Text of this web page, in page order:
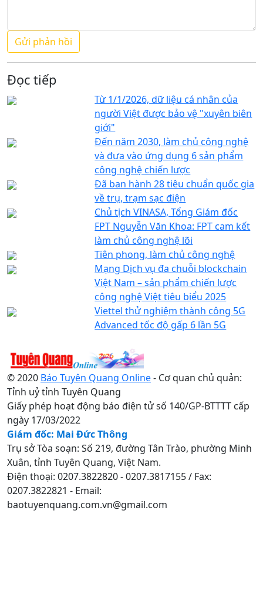
Đọc tiếp
Từ 1/1/2026, dữ liệu cá nhân của
người Việt được bảo vệ "xuyên biên
giới"
Đến năm 2030, làm chủ công nghệ
và đưa vào ứng dụng 6 sản phẩm
công nghệ chiến lược
Đã ban hành 28 tiêu chuẩn quốc gia
về trụ, trạm sạc điện
Chủ tịch VINASA, Tổng Giám đốc
FPT Nguyễn Văn Khoa: FPT cam kết
làm chủ công nghệ lõi
Tiên phong, làm chủ công nghệ
Mạng Dịch vụ đa chuỗi blockchain
Việt Nam – sản phẩm chiến lược
công nghệ Việt tiêu biểu 2025
Viettel thử nghiệm thành công 5G
Advanced tốc độ gấp 6 lần 5G
© 2020 Báo Tuyên Quang Online- Cơ quan chủ quản:
Tỉnh uỷ tỉnh Tuyên Quang
Giấy phép hoạt động báo điện tử số 140/GP-BTTTT cấp
ngày 17/03/2022
Giám đốc: Mai Đức Thông
Trụ sở Tòa soạn: Số 219, đường Tân Trào, phường Minh
Xuân, tỉnh Tuyên Quang, Việt Nam.
Điện thoại: 0207.3822820 - 0207.3817155 / Fax:
0207.3822821 - Email:
baotuyenquang.com.vn@gmail.com